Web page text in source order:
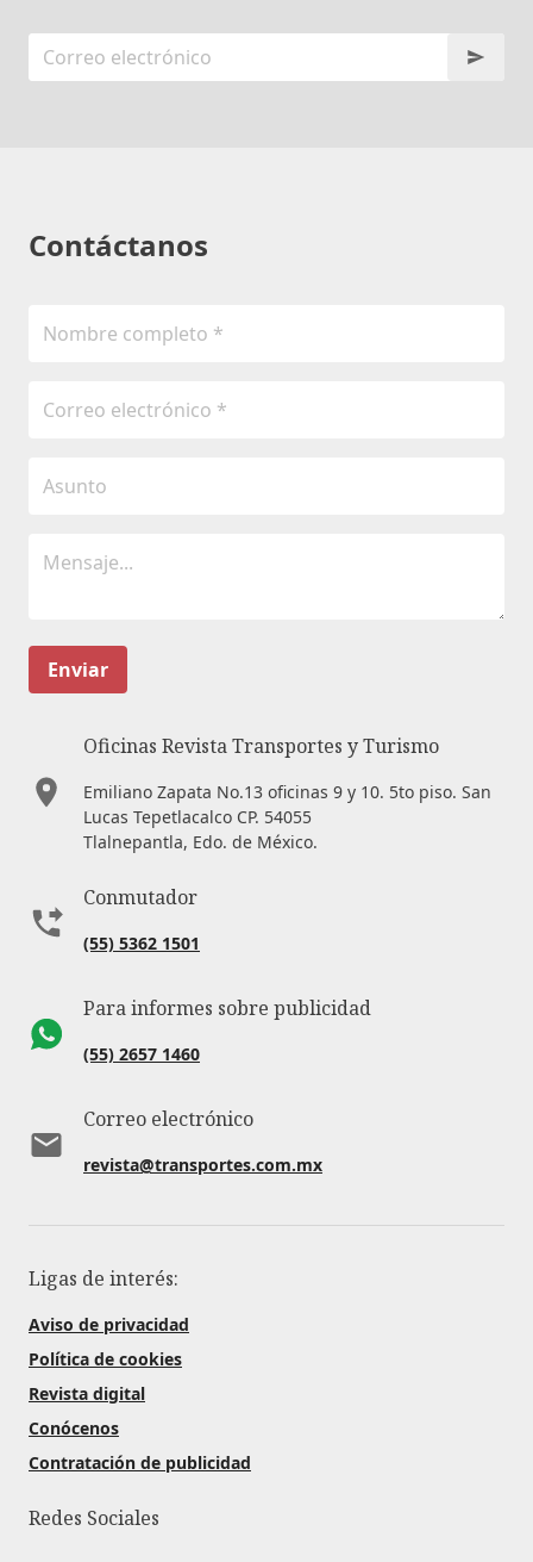
Contáctanos
Enviar
Oficinas Revista Transportes y Turismo
Emiliano Zapata No.13 oficinas 9 y 10. 5to piso. San
Lucas Tepetlacalco CP. 54055
Tlalnepantla, Edo. de México.
Conmutador
(55) 5362 1501
Para informes sobre publicidad
(55) 2657 1460
Correo electrónico
revista@transportes.com.mx
Ligas de interés:
Aviso de privacidad
Política de cookies
Revista digital
Conócenos
Contratación de publicidad
Redes Sociales